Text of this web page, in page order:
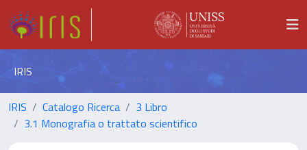
IRIS
IRIS Catalogo Ricerca
3 Libro
3.1 Monografia o trattato scientifico